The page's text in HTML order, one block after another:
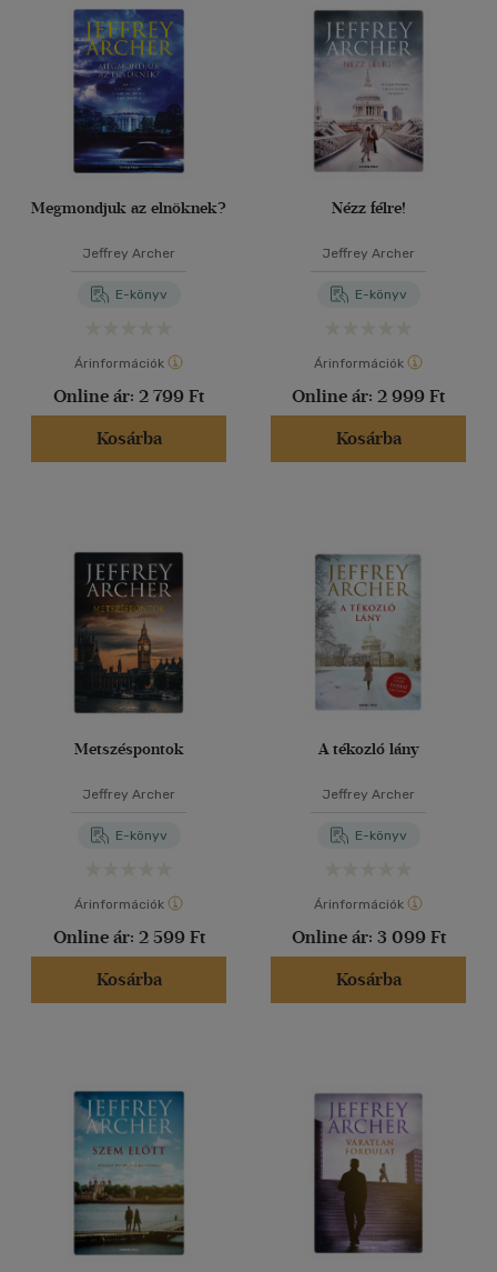
Megmondjuk az elnöknek?
Jeffrey Archer
E-könyv
Árinformációk
Online ár: 2 799 Ft
Kosárba
Nézz félre!
Jeffrey Archer
E-könyv
Árinformációk
Online ár: 2 999 Ft
Kosárba
Metszéspontok
Jeffrey Archer
E-könyv
Árinformációk
Online ár: 2 599 Ft
Kosárba
A tékozló lány
Jeffrey Archer
E-könyv
Árinformációk
Online ár: 3 099 Ft
Kosárba